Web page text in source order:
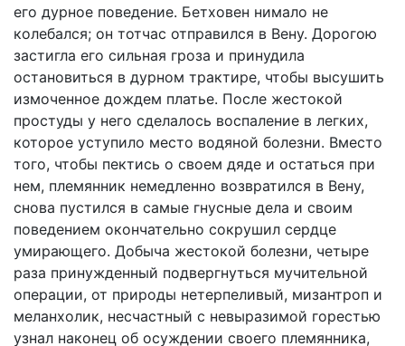
его дурное поведение. Бетховен нимало не
колебался; он тотчас отправился в Вену. Дорогою
застигла его сильная гроза и принудила
остановиться в дурном трактире, чтобы высушить
измоченное дождем платье. После жестокой
простуды у него сделалось воспаление в легких,
которое уступило место водяной болезни. Вместо
того, чтобы пектись о своем дяде и остаться при
нем, племянник немедленно возвратился в Вену,
снова пустился в самые гнусные дела и своим
поведением окончательно сокрушил сердце
умирающего. Добыча жестокой болезни, четыре
раза принужденный подвергнуться мучительной
операции, от природы нетерпеливый, мизантроп и
меланхолик, несчастный с невыразимой горестью
узнал наконец об осуждении своего племянника,